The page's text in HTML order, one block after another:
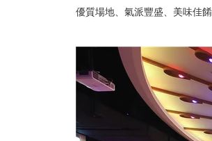
優質場地、氣派豐盛、美味佳